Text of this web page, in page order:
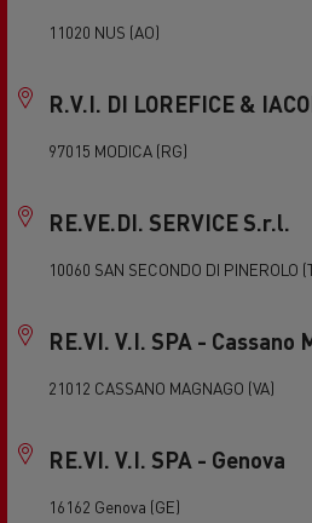
11020 NUS (AO)
R.V.I. DI LOREFICE &
97015 MODICA (RG)
RE.VE.DI. SERVICE S.r.l.
10060 SAN SECONDO DI PINEROLO
RE.VI. V.I. SPA - Cassano
21012 CASSANO MAGNAGO (VA)
RE.VI. V.I. SPA - Genova
16162 Genova (GE)